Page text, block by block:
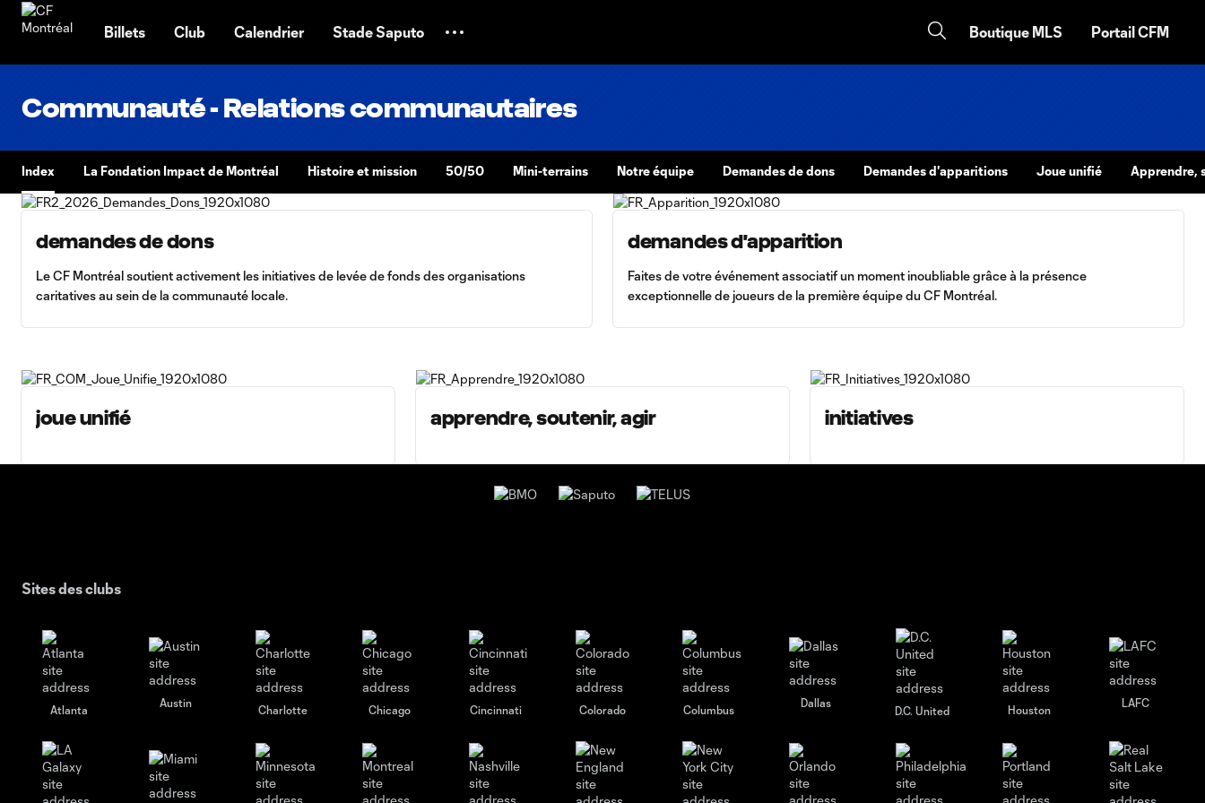
Billets Club Calendrier Stade Saputo Boutique MLS Portail CFM
Communauté - Relations communautaires
Index La Fondation Impact de Montréal Histoire et mission 50/50 Mini-terrains Notre équipe Demandes de dons Demandes d'apparitions Joue unifié Apprendre,
demandes de dons
Le CF Montréal soutient activement les initiatives de levée de fonds des organisations
caritatives au sein de la communauté locale.
demandes d'apparition
Faites de votre événement associatif un moment inoubliable grâce à la présence
exceptionnelle de joueurs de la première équipe du CF Montréal.
joue unifié apprendre, soutenir, agir initiatives
Sites des clubs
Atlanta
Austin
Charlotte Chicago Cincinnati Colorado Columbus
Dallas
D.C. United Houston
LAFC